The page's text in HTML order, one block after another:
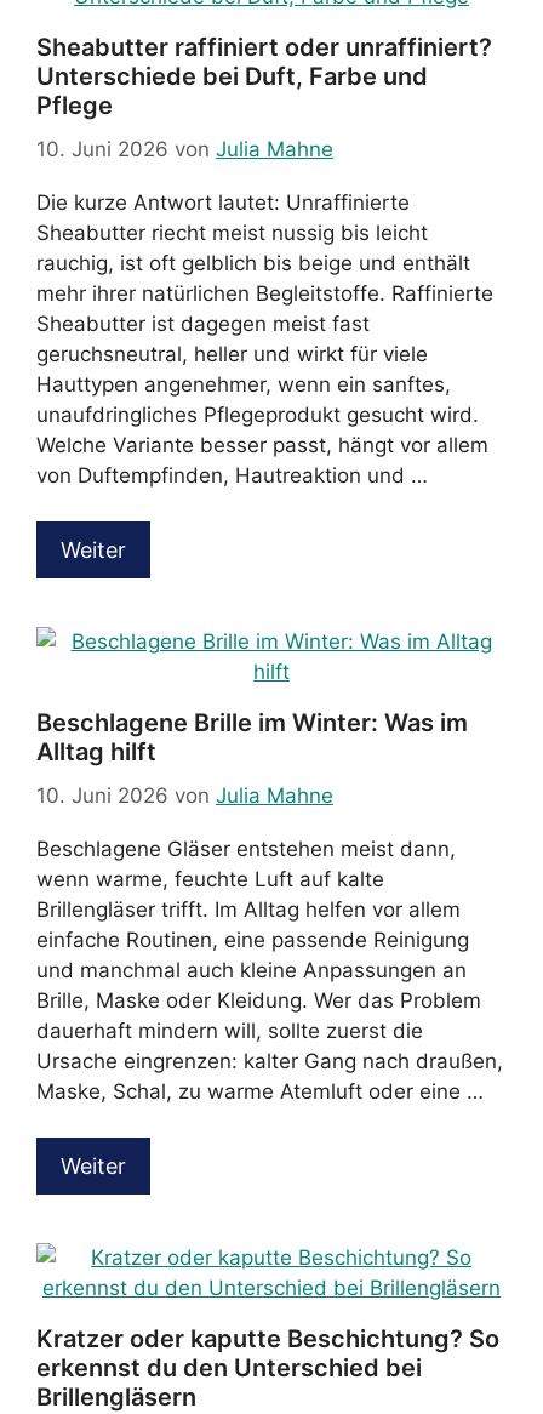
Sheabutter raffiniert oder unraffiniert?
Unterschiede bei Duft, Farbe und
Pflege
10. Juni 2026 von Julia Mahne
Die kurze Antwort lautet: Unraffinierte
Sheabutter riecht meist nussig bis leicht
rauchig, ist oft gelblich bis beige und enthält
mehr ihrer natürlichen Begleitstoffe. Raffinierte
Sheabutter ist dagegen meist fast
geruchsneutral, heller und wirkt für viele
Hauttypen angenehmer, wenn ein sanftes,
unaufdringliches Pflegeprodukt gesucht wird.
Welche Variante besser passt, hängt vor allem
von Duftempfinden, Hautreaktion und …
Weiter
Beschlagene Brille im Winter: Was im
Alltag hilft
10. Juni 2026 von Julia Mahne
Beschlagene Gläser entstehen meist dann,
wenn warme, feuchte Luft auf kalte
Brillengläser trifft. Im Alltag helfen vor allem
einfache Routinen, eine passende Reinigung
und manchmal auch kleine Anpassungen an
Brille, Maske oder Kleidung. Wer das Problem
dauerhaft mindern will, sollte zuerst die
Ursache eingrenzen: kalter Gang nach draußen,
Maske, Schal, zu warme Atemluft oder eine …
Weiter
Kratzer oder kaputte Beschichtung? So
erkennst du den Unterschied bei
Brillengläsern